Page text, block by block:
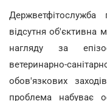
відсутня об'єктивна
нагляду за
ветеринарно-
обов'язкових
проблема набуває